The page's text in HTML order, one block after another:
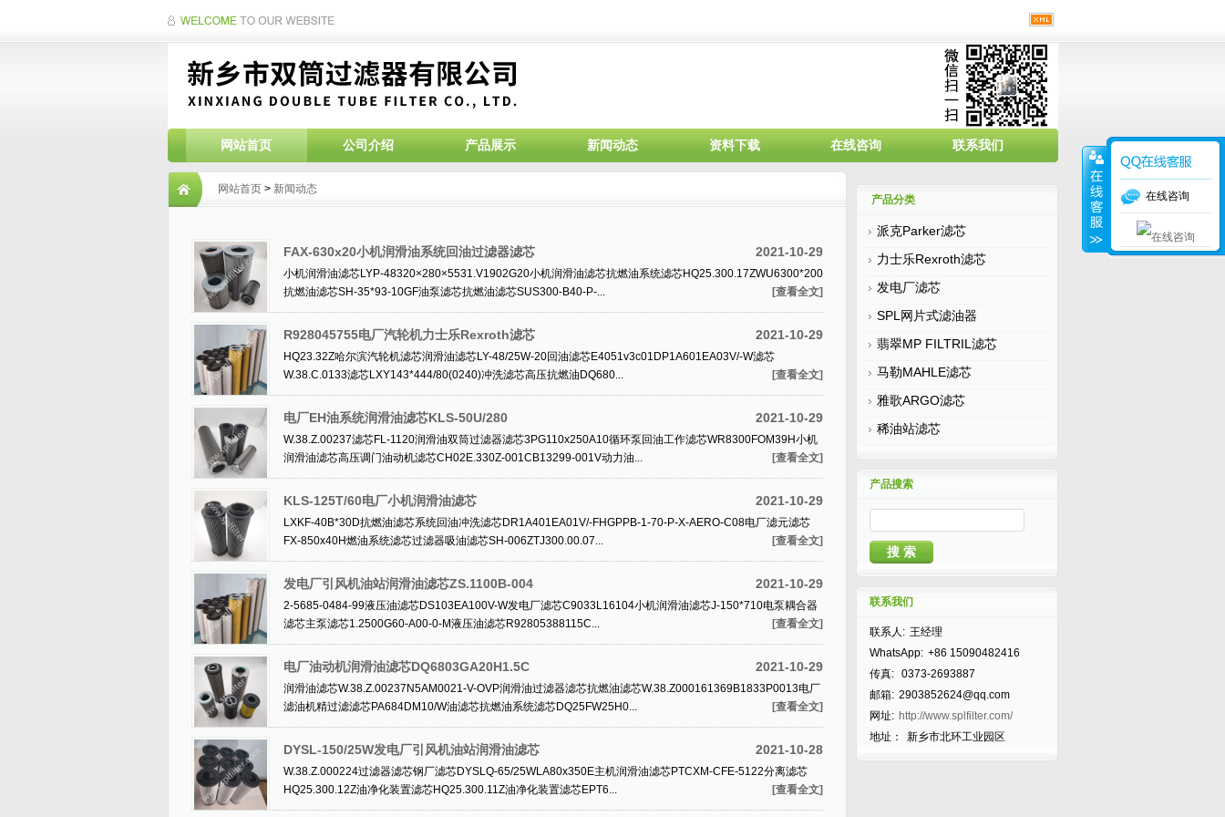
网站首页 公司介绍 产品展示 新闻动态 资料下载 在线咨询 联系我们
网站首页> 新闻动态
FAX-630x20小机润滑油系统回油过滤器滤芯 2021-10-29
小机润滑油滤芯LYP-48320×280×5531.V1902G20小机润滑油滤芯抗燃油系统滤芯HQ25.300.17ZWU6300*200
抗燃油滤芯SH-35*93-10GF油泵滤芯抗燃油滤芯SUS300-B40-P-...
[查看全文]
R928045755电厂汽轮机力士乐Rexroth滤芯 2021-10-29
HQ23.32Z哈尔滨汽轮机滤芯润滑油滤芯LY-48/25W-20回油滤芯E4051v3c01DP1A601EA03V/-W滤芯
W.38.C.0133滤芯LXY143*444/80(0240)冲洗滤芯高压抗燃油DQ680...
[查看全文]
电厂EH油系统润滑油滤芯KLS-50U/280 2021-10-29
W.38.Z.00237滤芯FL-1120润滑油双筒过滤器滤芯3PG110x250A10循环泵回油工作滤芯WR8300FOM39H小机
润滑油滤芯高压调门油动机滤芯CH02E.330Z-001CB13299-001V动力油...
[查看全文]
KLS-125T/60电厂小机润滑油滤芯 2021-10-29
LXKF-40B*30D抗燃油滤芯系统回油冲洗滤芯DR1A401EA01V/-FHGPPB-1-70-P-X-AERO-C08电厂滤元滤芯
FX-850x40H燃油系统滤芯过滤器吸油滤芯SH-006ZTJ300.00.07...
[查看全文]
发电厂引风机油站润滑油滤芯ZS.1100B-004 2021-10-29
2-5685-0484-99液压油滤芯DS103EA100V-W发电厂滤芯C9033L16104小机润滑油滤芯J-150*710电泵耦合器
滤芯主泵滤芯1.2500G60-A00-0-M液压油滤芯R92805388115C...
[查看全文]
电厂油动机润滑油滤芯DQ6803GA20H1.5C 2021-10-29
润滑油滤芯W.38.Z.00237N5AM0021-V-OVP润滑油过滤器滤芯抗燃油滤芯W.38.Z000161369B1833P0013电厂
滤油机精过滤滤芯PA684DM10/W油滤芯抗燃油系统滤芯DQ25FW25H0...
[查看全文]
DYSL-150/25W发电厂引风机油站润滑油滤芯 2021-10-28
W.38.Z.000224过滤器滤芯钢厂滤芯DYSLQ-65/25WLA80x350E主机润滑油滤芯PTCXM-CFE-5122分离滤芯
HQ25.300.12Z油净化装置滤芯HQ25.300.11Z油净化装置滤芯EPT6...
[查看全文]
产品分类
派克Parker滤芯
力士乐Rexroth滤芯
发电厂滤芯
SPL网片式滤油器
翡翠MP FILTRIL滤芯
马勒MAHLE滤芯
雅歌ARGO滤芯
稀油站滤芯
产品搜索
联系我们
联系人: 王经理
WhatsApp: +86 15090482416
传真:
0373-2693887
邮箱: 2903852624@qq.com
网址: http://www.splfilter.com/
地址：
新乡市北环工业园区
在线咨询